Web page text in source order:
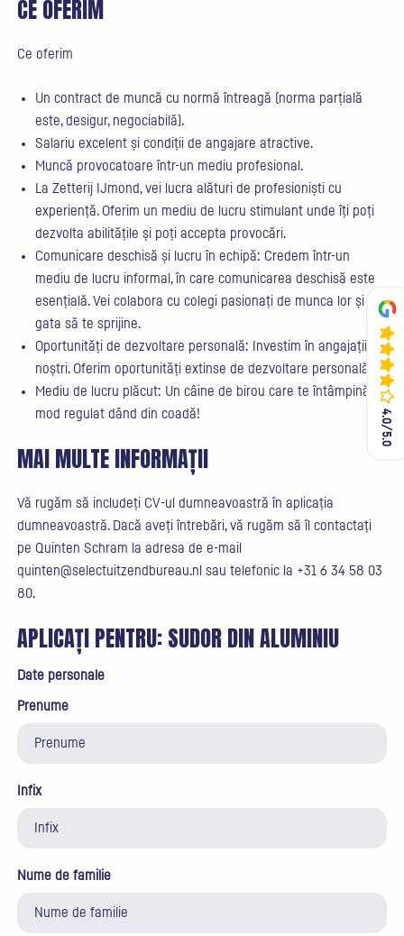
4.0/5.0
4.0/5.0
CE OFERIM
Ce oferim
Un contract de muncă cu normă întreagă (norma parțială
este, desigur, negociabilă).
Salariu excelent și condiții de angajare atractive.
Muncă provocatoare într-un mediu profesional.
La Zetterij IJmond, vei lucra alături de profesioniști cu
experiență. Oferim un mediu de lucru stimulant unde îți poți
dezvolta abilitățile și poți accepta provocări.
Comunicare deschisă și lucru în echipă: Credem într-un
mediu de lucru informal, în care comunicarea deschisă este
esențială. Vei colabora cu colegi pasionați de munca lor și
gata să te sprijine.
Oportunități de dezvoltare personală: Investim în angajații
noștri. Oferim oportunități extinse de dezvoltare personală.
Mediu de lucru plăcut: Un câine de birou care te întâmpină în
mod regulat dând din coadă!
MAI MULTE INFORMAȚII
Vă rugăm să includeți CV-ul dumneavoastră în aplicația
dumneavoastră. Dacă aveți întrebări, vă rugăm să îl contactați
pe Quinten Schram la adresa de e-mail
quinten@selectuitzendbureau.nl sau telefonic la +31 6 34 58 03
80.
APLICAȚI PENTRU:SUDOR DIN ALUMINIU
Date personale
Prenume
Infix
Nume de familie